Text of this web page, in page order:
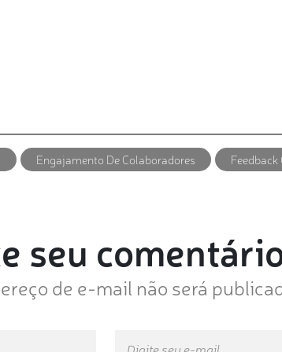
Engajamento De Colaboradores
seu
de e-mail não será